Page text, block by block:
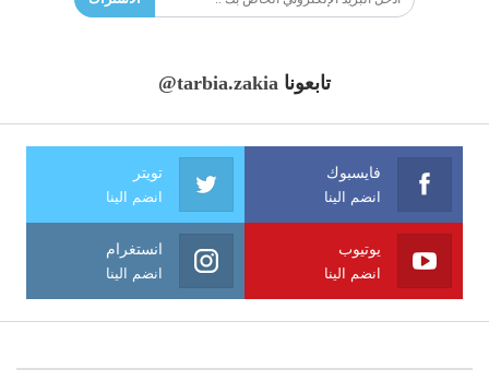
تابعونا @tarbia.zakia
فايسبوك
انضم الينا
تويتر
انضم الينا
يوتيوب
انضم الينا
انستغرام
انضم الينا